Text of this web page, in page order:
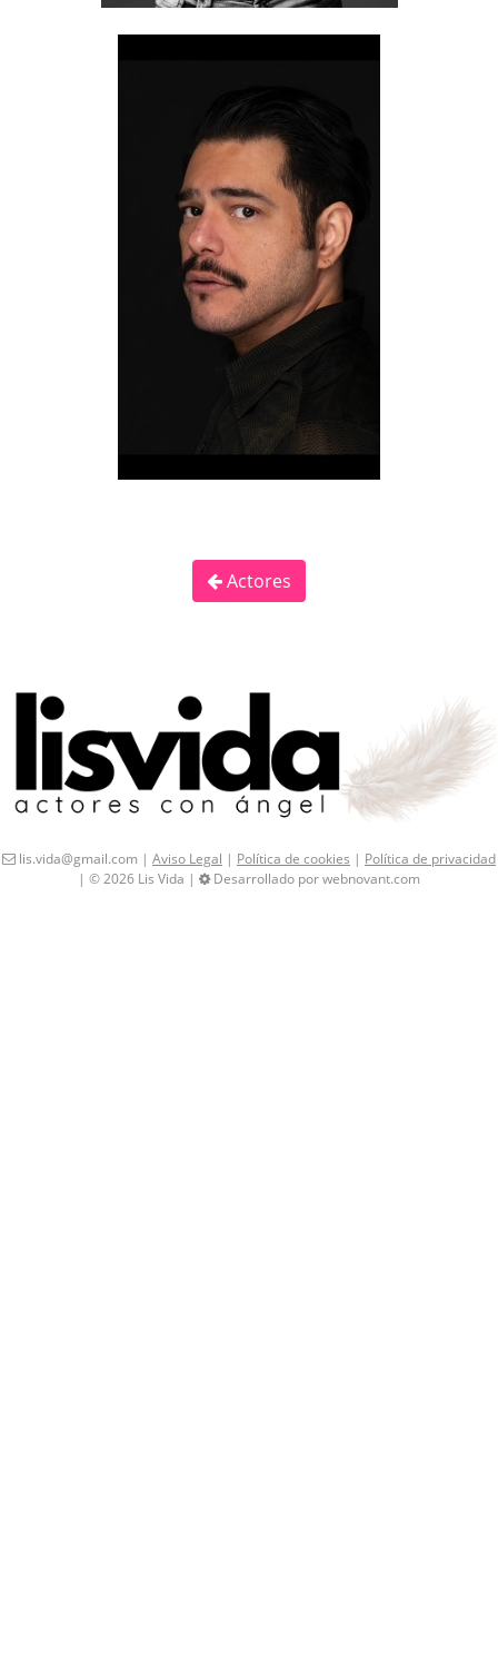
Actores
lis.vida@gmail.com | Aviso Legal | Política de cookies | Política de privacidad
| © 2026 Lis Vida |
Desarrollado por webnovant.com